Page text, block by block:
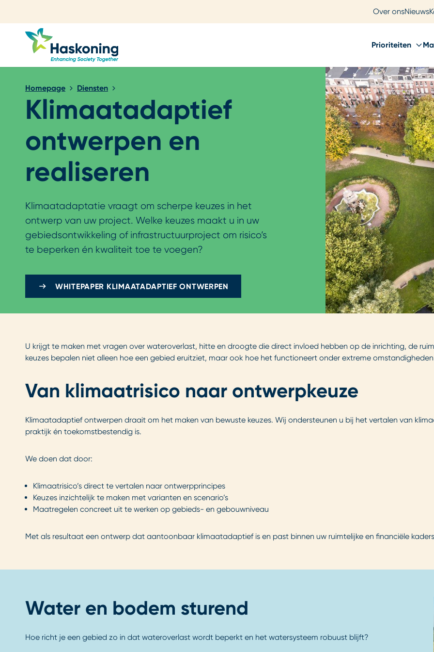
Over onsNieuws
Prioriteiten
Homepage Diensten
Klimaatadaptief
ontwerpen en
realiseren
Klimaatadaptatie vraagt om scherpe keuzes in het
ontwerp van uw project. Welke keuzes maakt u in uw
gebiedsontwikkeling of infrastructuurproject om risico’s
te beperken én kwaliteit toe te voegen?
WHITEPAPER KLIMAATADAPTIEF ONTWERPEN
U krijgt te maken met vragen over wateroverlast, hitte en droogte die direct invloed hebben op de inrichting, de
keuzes bepalen niet alleen hoe een gebied eruitziet, maar ook hoe het functioneert onder extreme
Van klimaatrisico naar ontwerpkeuze
Klimaatadaptief ontwerpen draait om het maken van bewuste keuzes. Wij ondersteunen u bij het vertalen van
praktijk én toekomstbestendig is.
We doen dat door:
Klimaatrisico’s direct te vertalen naar ontwerpprincipes
Keuzes inzichtelijk te maken met varianten en scenario’s
Maatregelen concreet uit te werken op gebieds- en gebouwniveau
Met als resultaat een ontwerp dat aantoonbaar klimaatadaptief is en past binnen uw ruimtelijke en financiële
Water en bodem sturend
Hoe richt je een gebied zo in dat wateroverlast wordt beperkt en het watersysteem robuust blijft?